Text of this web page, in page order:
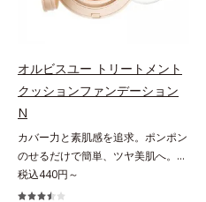
グ、スフレ状にする製法と美容液成
す。粉浮きや厚塗り感の少ない、リ
ァンデーションです。*1 メイク効
果による *2 保湿成分
オルビスユー トリートメント
クッションファンデーション
N
カバー力と素肌感を追求。ポンポン
のせるだけで簡単、ツヤ美肌へ。カ
バー力と素肌感を両立する、簡単ツ
ヤ美肌クッションファンデーション
税込440円～